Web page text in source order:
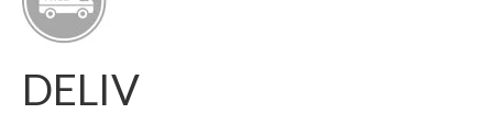
DELIV